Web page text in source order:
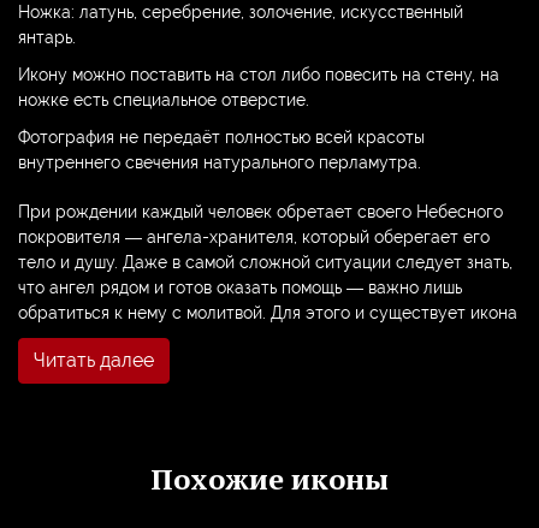
Ножка: латунь, серебрение, золочение, искусственный
янтарь.
Икону можно поставить на стол либо повесить на стену, на
ножке есть специальное отверстие.
Фотография не передаёт полностью всей красоты
внутреннего свечения натурального перламутра.
При рождении каждый человек обретает своего Небесного
покровителя — ангела-хранителя, который оберегает его
тело и душу. Даже в самой сложной ситуации следует знать,
что ангел рядом и готов оказать помощь — важно лишь
обратиться к нему с молитвой. Для этого и существует икона
Ангела.
Икону Ангела Хранителя часто пишут персонально для
его покровителем.
Читать далее
Похожие иконы